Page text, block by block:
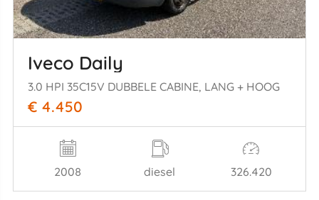
Iveco Daily
3.0 HPI 35C15V DUBBELE CABINE, LANG + HOOG
€ 4.450
2008 diesel 326.420